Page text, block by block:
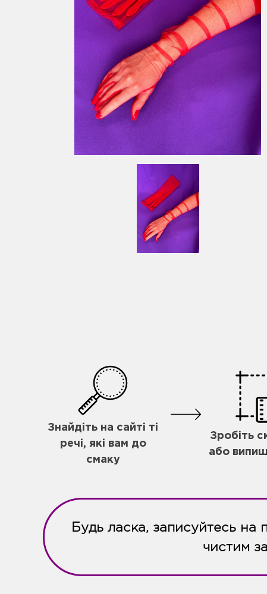
Знайдіть на сайті ті
речі, які вам до
смаку
Зробіть
або
Будь ласка, записуйтесь на
чистим